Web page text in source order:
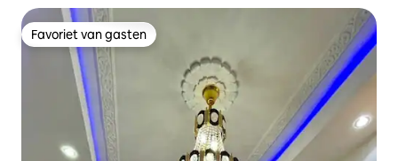
Favoriet van gasten
Favoriet van gasten